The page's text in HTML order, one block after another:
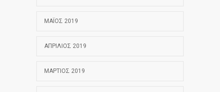
ΜΆΙΟΣ 2019
ΑΠΡΊΛΙΟΣ 2019
ΜΆΡΤΙΟΣ 2019